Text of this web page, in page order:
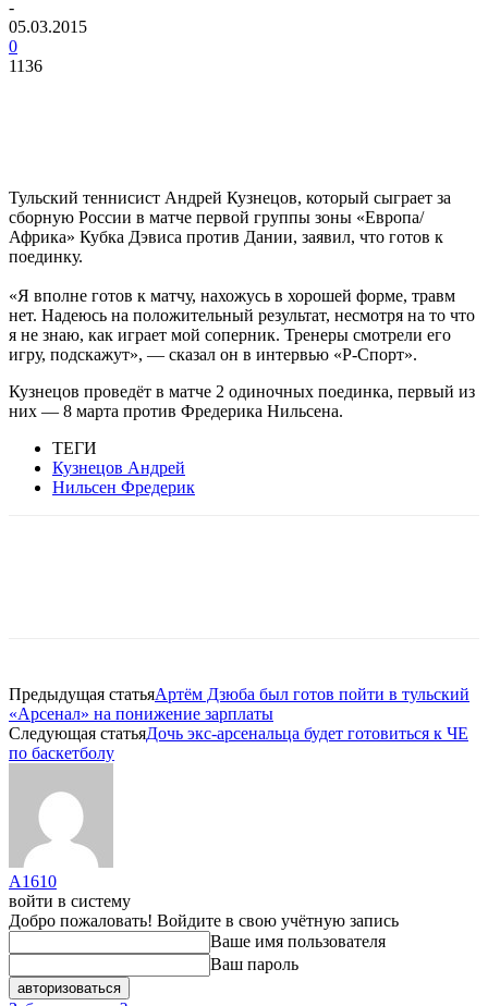
-
05.03.2015
0
1136
Тульский теннисист Андрей Кузнецов, который сыграет за
сборную России в матче первой группы зоны «Европа/
Африка» Кубка Дэвиса против Дании, заявил, что готов к
поединку.
«Я вполне готов к матчу, нахожусь в хорошей форме, травм
нет. Надеюсь на положительный результат, несмотря на то что
я не знаю, как играет мой соперник. Тренеры смотрели его
игру, подскажут», — сказал он в интервью «Р-Спорт».
Кузнецов проведёт в матче 2 одиночных поединка, первый из
них — 8 марта против Фредерика Нильсена.
ТЕГИ
Кузнецов Андрей
Нильсен Фредерик
Предыдущая статьяАртём Дзюба был готов пойти в тульский
«Арсенал» на понижение зарплаты
Следующая статьяДочь экс-арсенальца будет готовиться к ЧЕ
по баскетболу
A1610
войти в систему
Добро пожаловать! Войдите в свою учётную запись
Ваше имя пользователя
Ваш пароль